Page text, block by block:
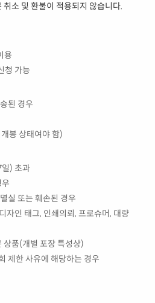
소 및 환불이 적용되지 않습니다.
용
청 가능
된 경우
봉 상태여야 함)
) 초과
실 또는 훼손된 경우
자인 태그, 인쇄의뢰, 프로슈머, 대량
상품(개별 포장 특성상)
제한 사유에 해당하는 경우